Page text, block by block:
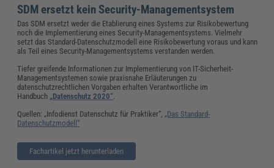
SDM ersetzt kein Security-Managementsystem
Das SDM ersetzt weder die Etablierung eines Systems zur Risikobewertung
noch die Implementierung eines Security-Managementsystems. Vielmehr
setzt das Standard-Datenschutzmodell eine Risikobewertung voraus und kann
als Teil eines Security-Managementsystems verstanden werden.
Tiefer greifende Informationen zur Implementierung von IT-Sicherheit-
Managementsystemen sowie praxisnahe Erläuterungen zu
datenschutzrechtlichen Vorgaben erhalten Verantwortliche im
Handbuch „Datenschutz 2020“.
Quellen: „Infodienst Datenschutz für Praktiker“, „Das Standard-
Datenschutzmodell“
Fachartikel jetzt herunterladen